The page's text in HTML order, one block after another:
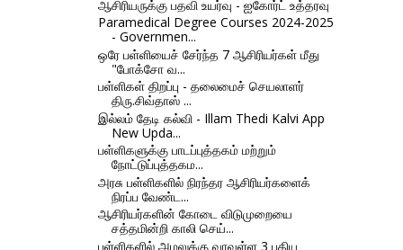
ஆசிரியருக்கு பதவி உயர்வு - ஐகோர்ட் உத்தரவு
Paramedical Degree Courses 2024-2025
- Governmen...
ஒரே பள்ளியைச் சேர்ந்த 7 ஆசிரியர்கள் மீது
"போக்சோ வ...
பள்ளிகள் திறப்பு - தலைமைச் செயலாளர்
திரு.சிவ்தாஸ் ...
இல்லம் தேடி கல்வி - Illam Thedi Kalvi App
New Upda...
பள்ளிகளுக்கு பாடப்புத்தகம் மற்றும்
நோட்டுப்புத்தகம...
அரசு பள்ளிகளில் நிரந்தர ஆசிரியர்களைக்
நிரப்ப வேண்ட...
ஆசிரியர்களின் கோடை விடுமுறையை
சத்தமின்றி காலி செய்...
பள்ளிகளில் அமலுக்கு வரவுள்ள 3 புதிய